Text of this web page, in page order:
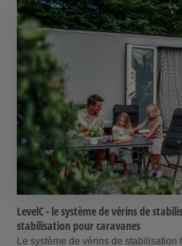
LevelC - le système de vérins de
stabilisation pour caravanes
Le système de vérins de